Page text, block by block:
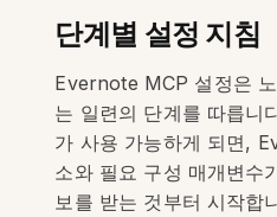
단계별 설정 지침
Evernote MCP 설정은
는 일련의 단계를 따릅니
가 사용 가능하게 되면,
소와 필요 구성 매개변수
보를 받는 것부터 시작합